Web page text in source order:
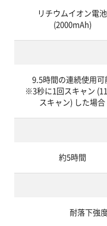
リチウムイオン電池
(2000mAh)
9.5時間の連続使用可
※3秒に1回スキャン
スキャン) した場合
約5時間
耐落下強